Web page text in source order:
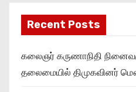
Recent Posts
கலைஞர் கருணாநிதி
தலைமையில் திமுகவினர்